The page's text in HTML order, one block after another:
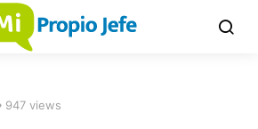
947 views